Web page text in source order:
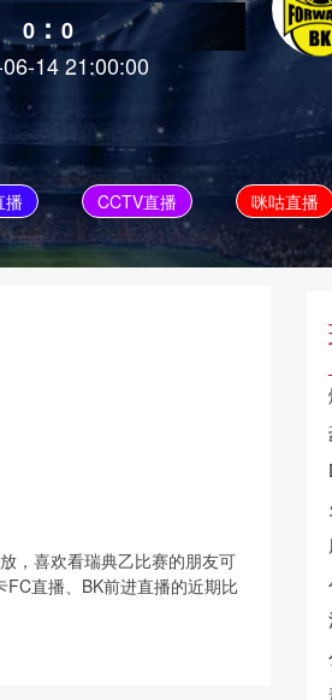
0: 0
14 21:00:00
播 CCTV直播 咪咕直播
，喜欢看瑞典乙比赛的朋友可
直播、BK前进直播的近期比